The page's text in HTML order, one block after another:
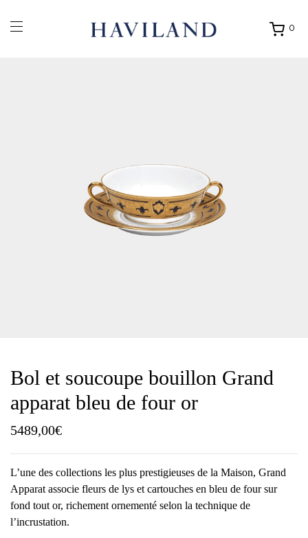
0
Ouvrir
Bol et soucoupe bouillon Grand
apparat bleu de four or
5489,00€
L’une des collections les plus prestigieuses de la Maison, Grand
Apparat associe fleurs de lys et cartouches en bleu de four sur
fond tout or, richement ornementé selon la technique de
l’incrustation.